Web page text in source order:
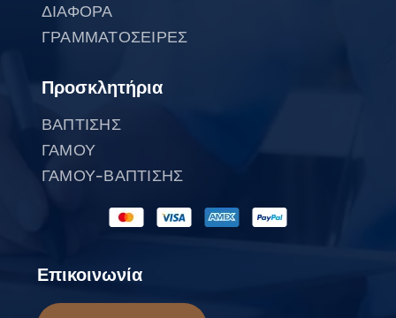
ΔΙΑΦΟΡΑ
ΓΡΑΜΜΑΤΟΣΕΙΡΕΣ
Προσκλητήρια
ΒΑΠΤΙΣΗΣ
ΓΑΜΟΥ
ΓΑΜΟΥ-ΒΑΠΤΙΣΗΣ
Επικοινωνία